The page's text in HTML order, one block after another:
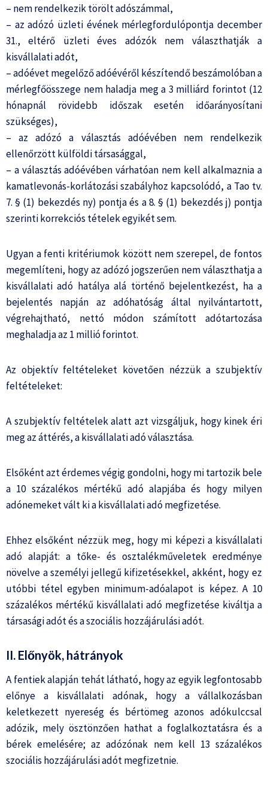
– nem rendelkezik törölt adószámmal,
– az adózó üzleti évének mérlegfordulópontja december
31., eltérő üzleti éves adózók nem választhatják a
kisvállalati adót,
– adóévet megelőző adóévéről készítendő beszámolóban a
mérlegfőösszege nem haladja meg a 3 milliárd forintot (12
hónapnál rövidebb időszak esetén időarányosítani
szükséges),
– az adózó a választás adóévében nem rendelkezik
ellenőrzött külföldi társasággal,
– a választás adóévében várhatóan nem kell alkalmaznia a
kamatlevonás-korlátozási szabályhoz kapcsolódó, a Tao tv.
7. § (1) bekezdés ny) pontja és a 8. § (1) bekezdés j) pontja
szerinti korrekciós tételek egyikét sem.
Ugyan a fenti kritériumok között nem szerepel, de fontos
megemlíteni, hogy az adózó jogszerűen nem választhatja a
kisvállalati adó hatálya alá történő bejelentkezést, ha a
bejelentés napján az adóhatóság által nyilvántartott,
végrehajtható, nettó módon számított adótartozása
meghaladja az 1 millió forintot.
Az objektív feltételeket követően nézzük a szubjektív
feltételeket:
A szubjektív feltételek alatt azt vizsgáljuk, hogy kinek éri
meg az áttérés, a kisvállalati adó választása.
Elsőként azt érdemes végig gondolni, hogy mi tartozik bele
a 10 százalékos mértékű adó alapjába és hogy milyen
adónemeket vált ki a kisvállalati adó megfizetése.
Ehhez elsőként nézzük meg, hogy mi képezi a kisvállalati
adó alapját: a tőke- és osztalékműveletek eredménye
növelve a személyi jellegű kifizetésekkel, akként, hogy ez
utóbbi tétel egyben minimum-adóalapot is képez. A 10
százalékos mértékű kisvállalati adó megfizetése kiváltja a
társasági adót és a szociális hozzájárulási adót.
II. Előnyök, hátrányok
A fentiek alapján tehát látható, hogy az egyik legfontosabb
előnye a kisvállalati adónak, hogy a vállalkozásban
keletkezett nyereség és bértömeg azonos adókulccsal
adózik, mely ösztönzően hathat a foglalkoztatásra és a
bérek emelésére; az adózónak nem kell 13 százalékos
szociális hozzájárulási adót megfizetnie.